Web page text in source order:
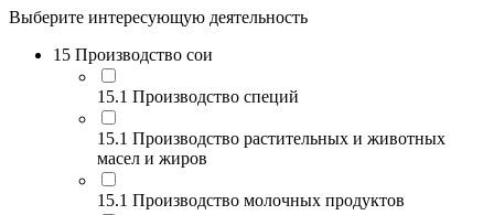
Выберите интересующую деятельность
15 Производство сои
15.1 Производство специй
15.1 Производство растительных и животных
масел и жиров
15.1 Производство молочных продуктов